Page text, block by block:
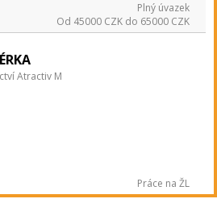
Plný úvazek
Od 45000 CZK do 65000 CZK
Atractiv M
Práce na ŽL